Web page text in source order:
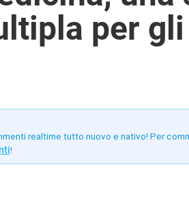
per
realtime tutto nuovo e nativo! Per
!